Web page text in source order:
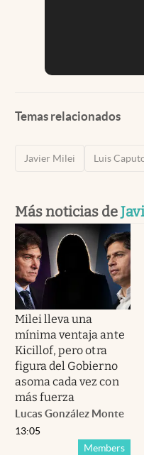
Temas relacionados
Javier Milei Luis
Más noticias de
Milei lleva una
mínima ventaja ante
Kicillof, pero otra
figura del Gobierno
asoma cada vez con
más fuerza
Lucas González Monte
Members
13:05